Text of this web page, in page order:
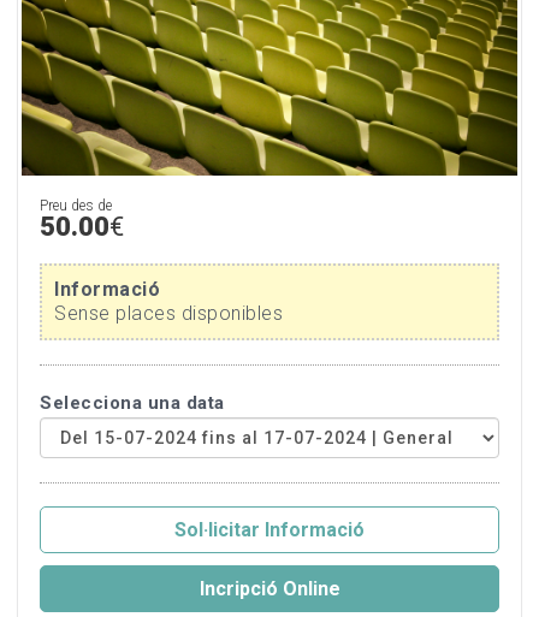
Preu des de
50.00€
Informació
Sense places disponibles
Selecciona una data
Sol·licitar Informació
Incripció Online